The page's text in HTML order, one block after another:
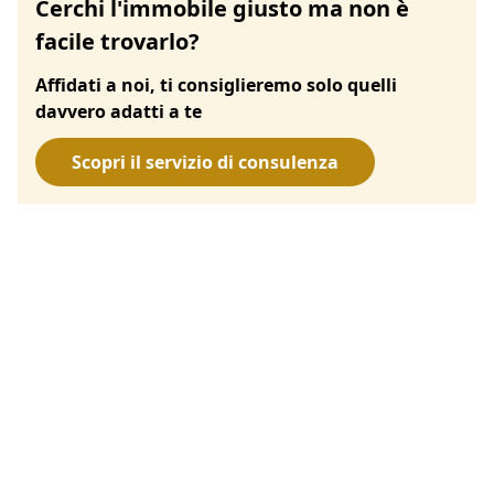
Cerchi l'immobile giusto ma non è
facile trovarlo?
Affidati a noi, ti consiglieremo solo quelli
davvero adatti a te
Scopri il servizio di consulenza